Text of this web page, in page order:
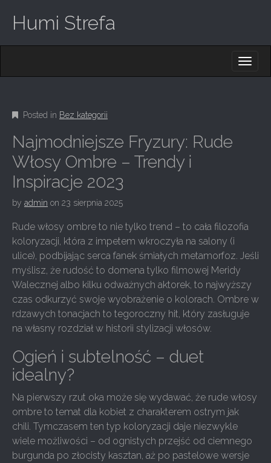
Humi Strefa
M
E
N
U
C
N
T
E
N
T
Posted in Bez kategorii
Najmodniejsze Fryzury: Rude
Włosy Ombre – Trendy i
Inspiracje 2023
by admin on 23 sierpnia 2025
Rude włosy ombre to nie tylko trend – to cała filozofia
koloryzacji, która z impetem wkroczyła na salony (i
ulice), podbijając serca fanek śmiałych metamorfoz. Jeśli
myślisz, że rudość to domena tylko filmowej Meridy
Walecznej albo kilku odważnych aktorek, to najwyższy
czas odkurzyć swoje wyobrażenie o kolorach. Ombre w
rdzawych tonacjach to tegoroczny hit, który zasługuje
na własny rozdział w historii stylizacji włosów.
Ogień i subtelność – duet
idealny?
Na pierwszy rzut oka może się wydawać, że rude włosy
ombre to temat dla kobiet z charakterem ostrym jak
chili. Tymczasem ten typ koloryzacji daje niezwykle
wiele możliwości – od ognistych przejść od ciemnego
burgunda po złocisty kasztan, aż po pastelowe wersje